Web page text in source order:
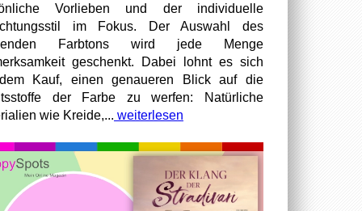
Vorlieben und der individuelle
im Fokus. Der Auswahl des
Farbtons wird jede Menge
geschenkt. Dabei lohnt es sich
Kauf, einen genaueren Blick auf die
der Farbe zu werfen: Natürliche
wie Kreide,... weiterlesen